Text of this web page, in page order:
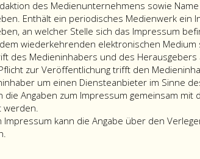
des Medienunternehmens sowie
Enthält ein periodisches Medienwerk ein
an welcher Stelle sich das Impressum
wiederkehrenden elektronischen
des Medieninhabers und des Herausgebers
zur Veröffentlichung trifft den
um einen Diensteanbieter im Sinne
die Angaben zum Impressum gemeinsam mit
werden.
Pflicht
Impressum kann die Angabe über den